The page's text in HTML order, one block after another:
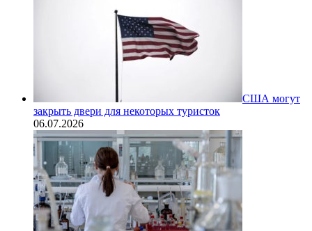
США могут
закрыть двери для некоторых туристок
06.07.2026